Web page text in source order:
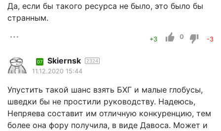
Да, если бы такого ресурса не было, это было бы
странным.
+3 0 -3
07 Skiernsk 2324
11.12.2020 15:44
Упустить такой шанс взять БХГ и малые глобусы,
шведки бы не простили руководству. Надеюсь,
Непряева составит им отличную конкуренцию, тем
более она фору получила, в виде Давоса. Может и